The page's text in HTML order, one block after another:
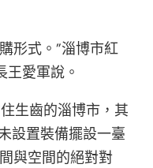
式。”淄博市紅
愛軍說。
齒的淄博市，其
設置裝備擺設一臺
與空間的絕對對